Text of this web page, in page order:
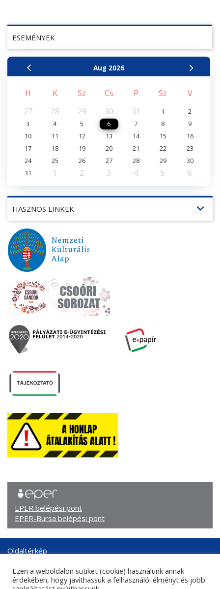
ESEMÉNYEK
Aug 2026
H K Sz Cs P Sz
V
27
28 29 30 31 1
2
3
4 5 6 7 8
9
10
11 12 13 14 15
16
17
18 19 20 21 22
23
24
25 26 27 28 29
30
31
1 2 3 4 5 6
EPER belépési pont
EPER-Bursa belépési pont
HASZNOS LINKEK expand_more
Oldaltérkép
Adatkezelési tájékoztató
Központi kapcsolati adatok
Ezen a weboldalon sütiket (cookie) használunk annak
érdekében, hogy javíthassuk a felhasználói élményt és jobb